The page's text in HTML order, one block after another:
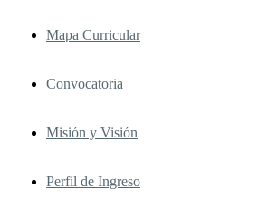
Mapa Curricular
Convocatoria
Misión y Visión
Perfil de Ingreso